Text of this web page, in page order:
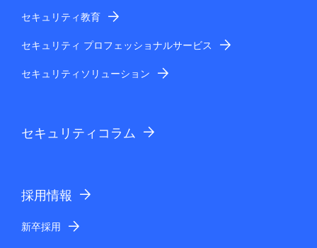
セキュリティ教育
セキュリティ プロフェッショナルサービス
セキュリティソリューション
セキュリティコラム
採用情報
新卒採用